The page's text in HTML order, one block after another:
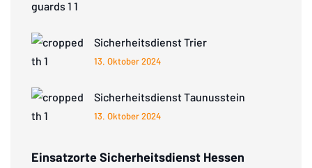
Sicherheitsdienst Trier
13. Oktober 2024
Sicherheitsdienst Taunusstein
13. Oktober 2024
Einsatzorte Sicherheitsdienst Hessen